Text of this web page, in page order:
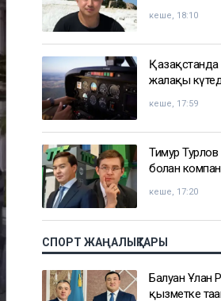
кеше, 18:10
Қазақстанда
жалақы
кеше, 17:59
Тимур Турлов
болған
кеше, 17:20
СПОРТ ЖАҢАЛЫҚТАРЫ
Балуан Ұлан
қызметке